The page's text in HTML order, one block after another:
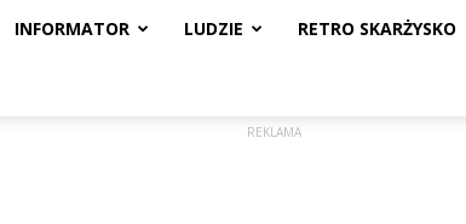
INFORMATOR LUDZIE RETRO SKARŻYSKO
REKLAMA